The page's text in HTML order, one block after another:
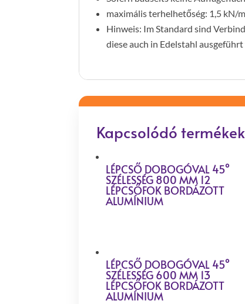
maximális terhelhetőség: 1,5 kN/
Hinweis: Im Standard sind
diese auch in Edelstahl
Kapcsolódó termékek
LÉPCSŐ DOBOGÓVAL 45°
SZÉLESSÉG 800 MM 12
LÉPCSŐFOK BORDÁZOTT
ALUMÍNIUM
LÉPCSŐ DOBOGÓVAL 45°
SZÉLESSÉG 600 MM 13
LÉPCSŐFOK BORDÁZOTT
ALUMÍNIUM